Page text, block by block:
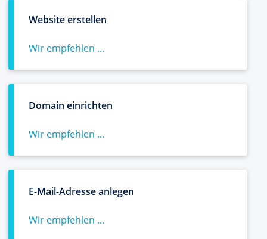
Website erstellen
Wir empfehlen ...
Domain einrichten
Wir empfehlen ...
E-Mail-Adresse anlegen
Wir empfehlen ...